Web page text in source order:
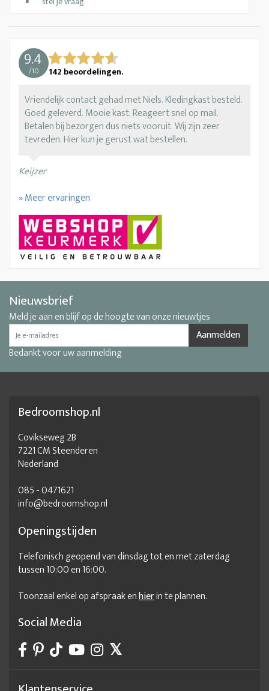
9.4
/10 142 beoordelingen.
Vriendelijk contact gehad met Niels. Kledingkast besteld.
Goed geleverd. Mooie kast. Reageert snel op mail.
Betalen bij bezorgen dus niets vooruit. Wij zijn zeer
tevreden. Hier kun je gerust wat bestellen.
Keijzer
» Meer ervaringen
Nieuwsbrief
Meld je aan en blijf op de hoogte van onze nieuwtjes
Aanmelden
Bedankt voor uw aanmelding
Bedroomshop.nl
Covikseweg 2B
7221 CM Steenderen
Nederland
085 - 0471621
info@bedroomshop.nl
Openingstijden
Telefonisch geopend van dinsdag tot en met zaterdag
tussen 10:00 en 16:00.
Toonzaal enkel op afspraak enhierin te plannen.
Social Media